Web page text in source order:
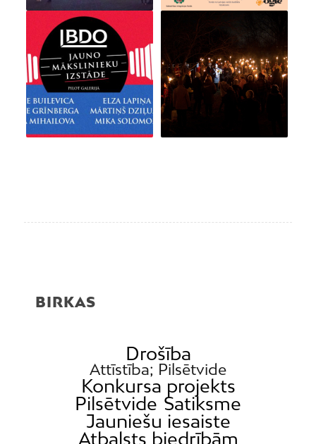
BIRKAS
Drošība
Attīstība; Pilsētvide
Konkursa projekts
Pilsētvide Satiksme
Jauniešu iesaiste
Atbalsts biedrībām